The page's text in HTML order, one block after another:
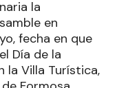
la
en
fecha en que
Día de la
la Villa Turística,